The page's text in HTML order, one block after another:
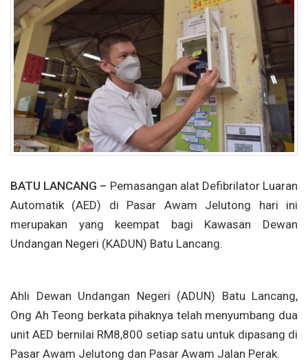
BATU LANCANG – Pemasangan alat Defibrilator Luaran
Automatik (AED) di Pasar Awam Jelutong hari ini
merupakan yang keempat bagi Kawasan Dewan
Undangan Negeri (KADUN) Batu Lancang.
Ahli Dewan Undangan Negeri (ADUN) Batu Lancang,
Ong Ah Teong berkata pihaknya telah menyumbang dua
unit AED bernilai RM8,800 setiap satu untuk dipasang di
Pasar Awam Jelutong dan Pasar Awam Jalan Perak.